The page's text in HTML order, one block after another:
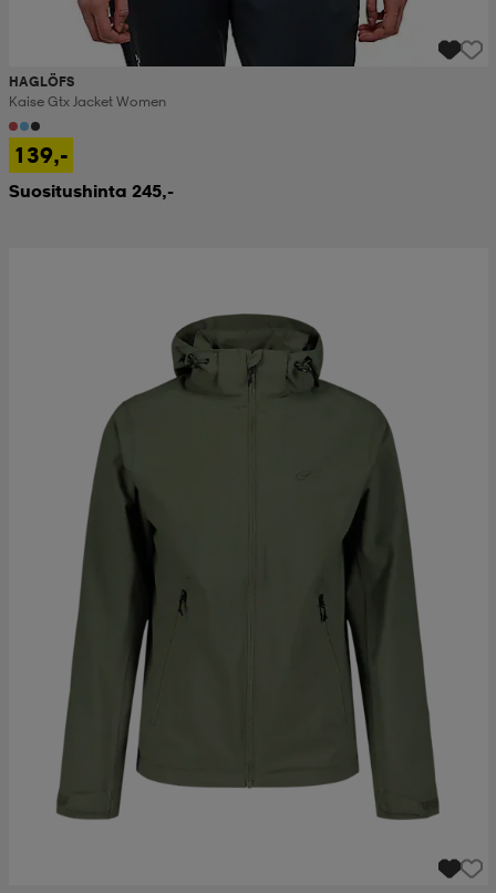
HAGLÖFS
Kaise Gtx Jacket Women
139,-
Suositushinta 245,-